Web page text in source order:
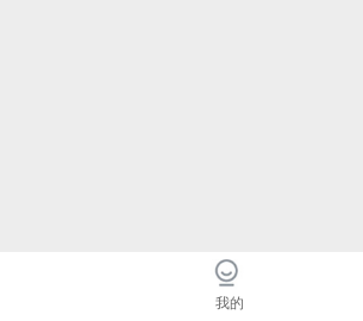
我的